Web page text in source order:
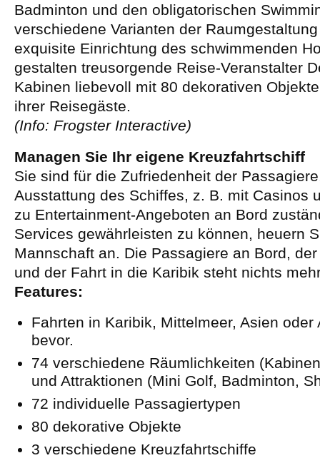
Badminton und den obligatorischen
verschiedene Varianten der
exquisite Einrichtung des schwimmenden
gestalten treusorgende Reise-Veranstalter
Kabinen liebevoll mit 80 dekorativen
ihrer Reisegäste.
(Info: Frogster Interactive)
Managen Sie Ihr eigene Kreuzfahrtschiff
Sie sind für die Zufriedenheit der
Ausstattung des Schiffes, z. B. mit Casinos
zu Entertainment-Angeboten an Bord
Services gewährleisten zu können, heuern
Mannschaft an. Die Passagiere an Bord,
und der Fahrt in die Karibik steht nichts
Features:
Fahrten in Karibik, Mittelmeer, Asien oder
bevor.
74 verschiedene Räumlichkeiten
und Attraktionen (Mini Golf, Badminton,
72 individuelle Passagiertypen
80 dekorative Objekte
3 verschiedene Kreuzfahrtschiffe